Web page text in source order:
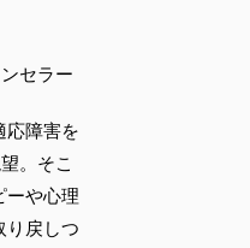
セラー
応障害を
。そこ
ーや心理
り戻しつ